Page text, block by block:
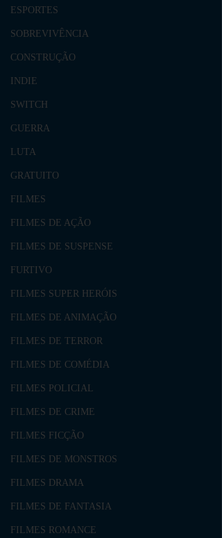
ESPORTES
SOBREVIVÊNCIA
CONSTRUÇÃO
INDIE
SWITCH
GUERRA
LUTA
GRATUITO
FILMES
FILMES DE AÇÃO
FILMES DE SUSPENSE
FURTIVO
FILMES SUPER HERÓIS
FILMES DE ANIMAÇÃO
FILMES DE TERROR
FILMES DE COMÉDIA
FILMES POLICIAL
FILMES DE CRIME
FILMES FICÇÃO
FILMES DE MONSTROS
FILMES DRAMA
FILMES DE FANTASIA
FILMES ROMANCE